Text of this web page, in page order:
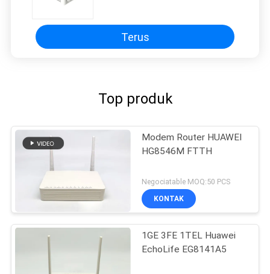
Terus
Top produk
Modem Router HUAWEI
HG8546M FTTH
Negociatable MOQ:50 PCS
KONTAK
1GE 3FE 1TEL Huawei
EchoLife EG8141A5